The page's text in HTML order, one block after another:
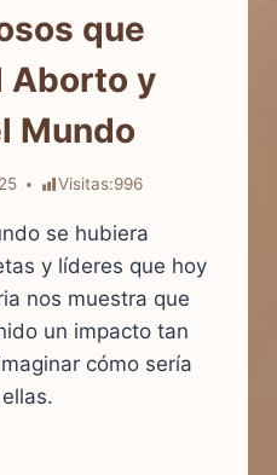
que
Aborto y
Mundo
Visitas:996
se hubiera
y líderes que hoy
nos muestra que
un impacto tan
cómo sería